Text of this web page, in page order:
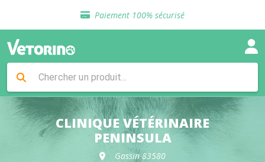
Paiement 100% sécurisé
Livraison gratuite en clinique vétérinaire
Sélection de croquettes vétérinaire
Livraison gratuite en clinique vétérinaire
Retour gratuit en clinique
Sélection de croquettes vétérinaire
CLINIQUE VÉTÉRINAIRE
PENINSULA
Gassin 83580